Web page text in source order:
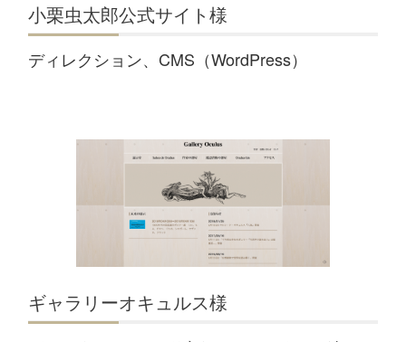
小栗虫太郎公式サイト様
ディレクション、CMS（WordPress）
ギャラリーオキュルス様